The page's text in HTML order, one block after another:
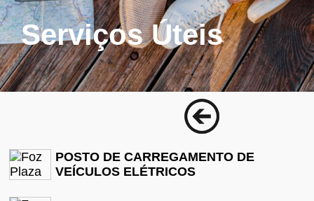
Serviços Úteis
POSTO DE CARREGAMENTO DE
VEÍCULOS ELÉTRICOS